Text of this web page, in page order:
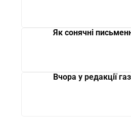
Як сонячні
Вчора у редакції